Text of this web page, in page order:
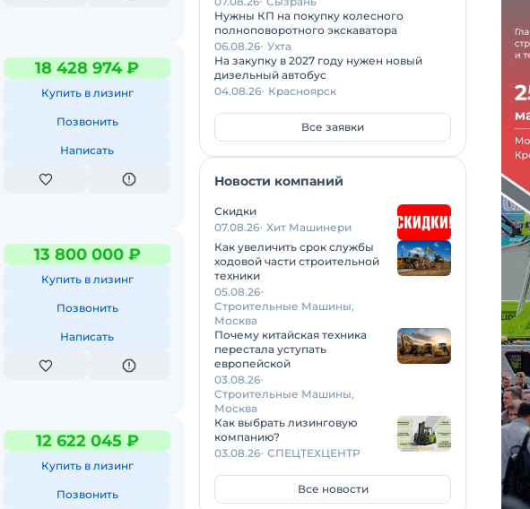
18 428 974 ₽
Купить в лизинг
Позвонить
Написать
13 800 000 ₽
Купить в лизинг
Позвонить
Написать
12 622 045 ₽
Купить в лизинг
Позвонить
Нужны КП на покупку колесного
полноповоротного экскаватора
06.08.26 Ухта
На закупку в 2027 году нужен новый
дизельный автобус
04.08.26 Красноярск
Все заявки
Новости компаний
Скидки
07.08.26 Хит Машинери
Как увеличить срок службы
ходовой части строительной
техники
05.08.26
Строительные Машины,
Москва
Почему китайская техника
перестала уступать
европейской
03.08.26
Строительные Машины,
Москва
Как выбрать лизинговую
компанию?
03.08.26 СПЕЦТЕХЦЕНТР
Все новости